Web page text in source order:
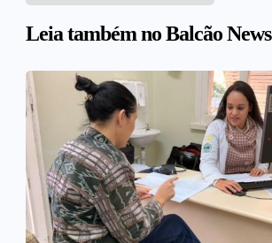
Leia também no Balcão News